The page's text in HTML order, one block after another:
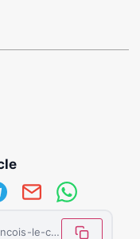
https://letemoinhaiti.com/eddy-francois-le-chantre-de-la-musique-rasin-haitienne/